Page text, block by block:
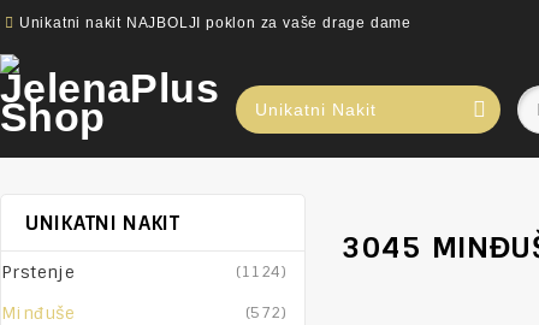
Unikatni nakit NAJBOLJI poklon za vaše drage dame
Unikatni Nakit
3045
UNIKATNI NAKIT
Prstenje (1124)
Minđuše (572)